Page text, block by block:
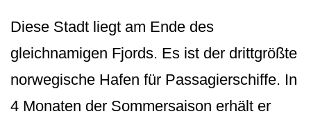
Diese Stadt liegt am Ende des
gleichnamigen Fjords. Es ist der drittgrößte
norwegische Hafen für Passagierschiffe. In
4 Monaten der Sommersaison erhält er